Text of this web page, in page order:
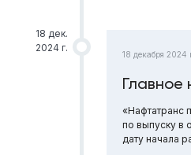
18 дек.
2024 г.
18 декабря 2024
Главное
«Нафтатранс
по выпуску в
дату начала